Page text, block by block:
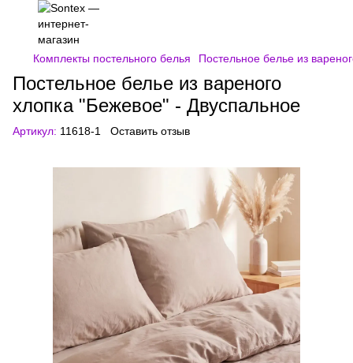
Комплекты постельного белья Постельное белье из
Постельное белье из вареного
хлопка "Бежевое" - Двуспальное
Артикул: 11618-1 Оставить отзыв